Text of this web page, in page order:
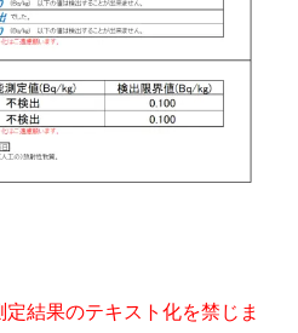
結果のテキスト化を禁じま